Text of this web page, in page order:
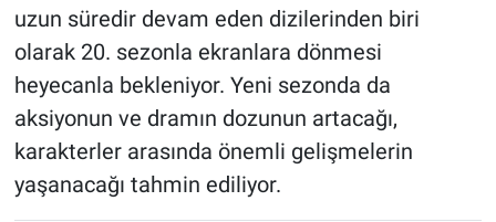
uzun süredir devam eden dizilerinden biri
olarak 20. sezonla ekranlara dönmesi
heyecanla bekleniyor. Yeni sezonda da
aksiyonun ve dramın dozunun artacağı,
karakterler arasında önemli gelişmelerin
yaşanacağı tahmin ediliyor.